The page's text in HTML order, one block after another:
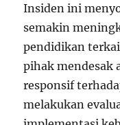
Insiden ini
semakin
pendidikan
pihak mendesak
responsif
melakukan